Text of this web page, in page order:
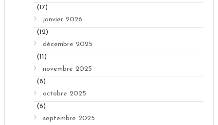
(17)
janvier 2026
(12)
décembre 2025
(11)
novembre 2025
(8)
octobre 2025
(6)
septembre 2025